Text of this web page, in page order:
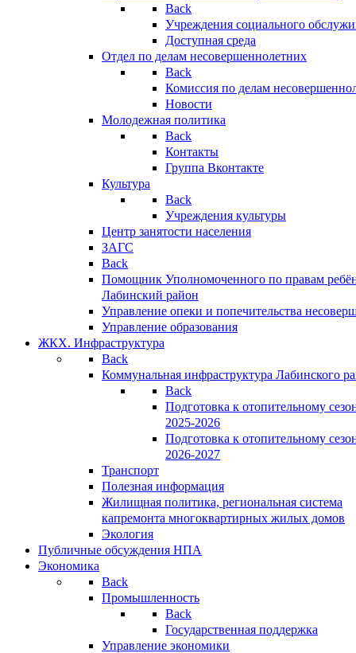
Back
Учреждения социального
Доступная среда
Отдел по делам несовершеннолетних
Back
Комиссия по делам
Новости
Молодежная политика
Back
Контакты
Группа Вконтакте
Культура
Back
Учреждения культуры
Центр занятости населения
ЗАГС
Back
Помощник Уполномоченного по правам
Лабинский район
Управление опеки и попечительства
Управление образования
ЖКХ. Инфраструктура
Back
Коммунальная инфраструктура Лабинского
Back
Подготовка к отопительному
2025-2026
Подготовка к отопительному
2026-2027
Транспорт
Полезная информация
Жилищная политика, региональная система
капремонта многоквартирных жилых домов
Экология
Публичные обсуждения НПА
Экономика
Back
Промышленность
Back
Государственная поддержка
Управление экономики